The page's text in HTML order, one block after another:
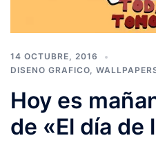
14 OCTUBRE, 2016
DISENO GRAFICO,
Hoy es
de «El día de